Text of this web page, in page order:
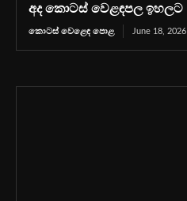
අද කොටස් වෙළඳපල ඉහලට
කොටස් වෙළෙඳ පොළ June 18, 2026